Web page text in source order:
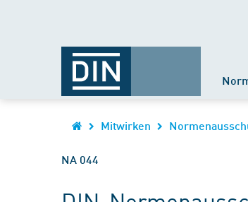
Mitwirken
NA 044